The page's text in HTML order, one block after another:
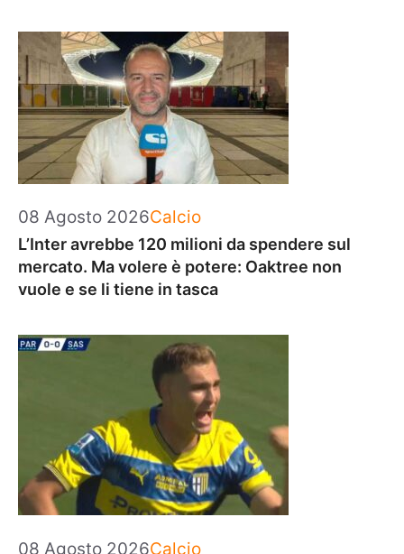
08 Agosto 2026Categorie
Calcio
L’Inter avrebbe 120 milioni da spendere sul
mercato. Ma volere è potere: Oaktree non
vuole e se li tiene in tasca
08 Agosto 2026Categorie
Calcio